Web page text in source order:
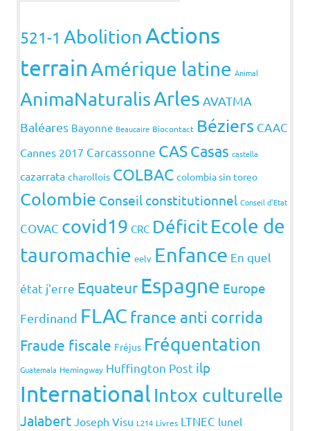
521-1 AbolitionActions
terrainAmérique latine Animal
AnimaNaturalisArles AVATMA
Baléares Bayonne Beaucaire Biocontact Béziers CAAC
Cannes 2017 Carcassonne CASCasas castella
cazarrata charollois COLBAC colombia sin toreo
Colombie Conseil constitutionnel Conseil d'Etat
COVAC covid19 CRC DéficitEcole de
tauromachie eelv Enfance En quel
état j'erre Equateur Espagne Europe
Ferdinand FLAC france anti corrida
Fraude fiscale Fréjus Fréquentation
Guatemala Hemingway Huffington Post ilp
International Intox culturelle
Jalabert Joseph Visu L214 Livres LTNEC lunel